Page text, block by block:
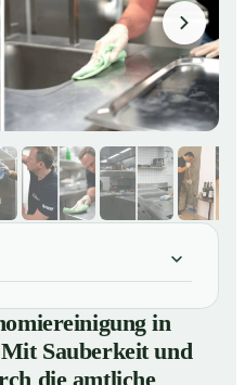
in Altomünster
Hygiene entspannt durch
in
Sauberkeit und
die amtliche